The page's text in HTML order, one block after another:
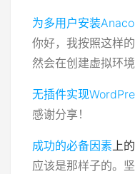
为多用户安装
你好，我按照这样
然会在创建虚拟环
无插件实现
感谢分享！
成功的必备因素上的
应该是那样子的。